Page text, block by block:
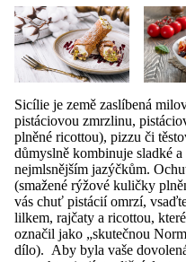
Sicílie je země zaslíbená
pistáciovou zmrzlinu,
plněné ricottou), pizzu či
důmyslně kombinuje sladké
nejmlsnějším jazýčkům.
(smažené rýžové kuličky
vás chuť pistácií omrzí,
lilkem, rajčaty a ricottou,
označil jako „skutečnou
dílo). Aby byla vaše